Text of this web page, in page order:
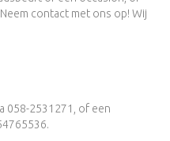
contact met ons op! Wij
058-2531271, of een